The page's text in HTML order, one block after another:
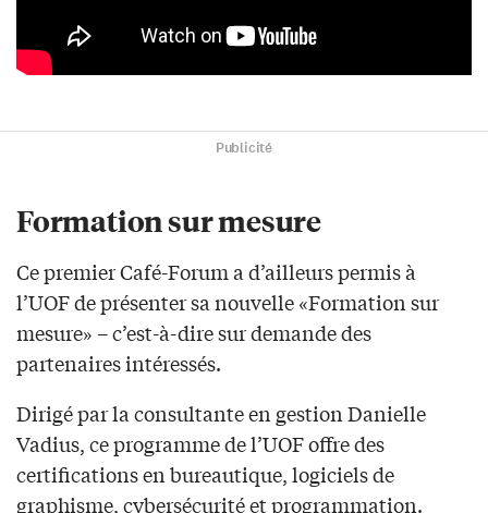
Publicité
Formation sur mesure
Ce premier Café-Forum a d’ailleurs permis à
l’UOF de présenter sa nouvelle «Formation sur
mesure» – c’est-à-dire sur demande des
partenaires intéressés.
Dirigé par la consultante en gestion Danielle
Vadius, ce programme de l’UOF offre des
certifications en bureautique, logiciels de
graphisme, cybersécurité et programmation.